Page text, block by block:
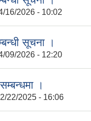
16/2026 - 10:02
सूचना ।
09/2026 - 12:20
।
22/2025 - 16:06